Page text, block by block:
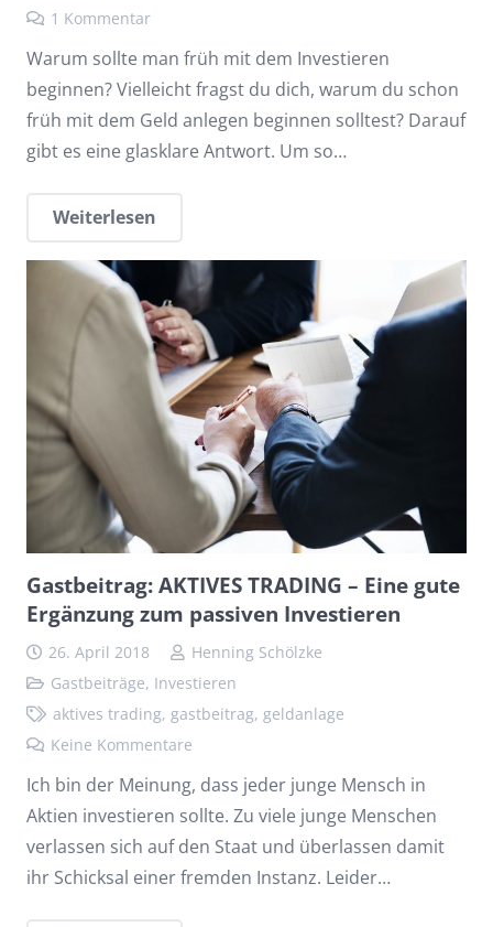
1 Kommentar
Warum sollte man früh mit dem Investieren
beginnen? Vielleicht fragst du dich, warum du schon
früh mit dem Geld anlegen beginnen solltest? Darauf
gibt es eine glasklare Antwort. Um so…
Weiterlesen
Gastbeitrag: AKTIVES TRADING – Eine gute
Ergänzung zum passiven Investieren
26. April 2018
Henning Schölzke
Gastbeiträge, Investieren
aktives trading, gastbeitrag, geldanlage
Keine Kommentare
Ich bin der Meinung, dass jeder junge Mensch in
Aktien investieren sollte. Zu viele junge Menschen
verlassen sich auf den Staat und überlassen damit
ihr Schicksal einer fremden Instanz. Leider…